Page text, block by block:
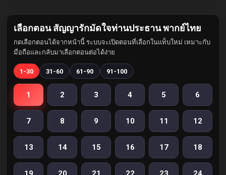
เลือกตอน สัญญารักมัดใจท่านประธาน พากย์ไทย
กดเลือกตอนได้จากหน้านี้ ระบบจะเปิดตอนที่เลือกในแท็บใหม่ เหมาะกับ
มือถือและกลับมาเลือกตอนต่อได้ง่าย
1-30 31-60 61-90 91-100
1 2 3 4 5 6
7 8 9 10 11 12
13 14 15 16 17 18